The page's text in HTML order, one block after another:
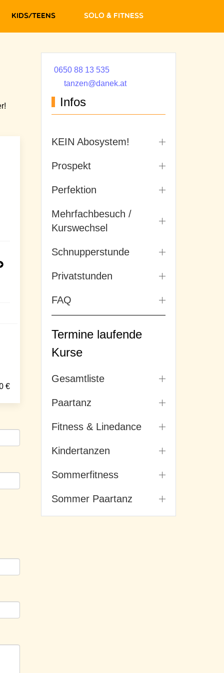
Kids/Teens Solo & Fitness
€
0650 88 13 535
tanzen@danek.at
Infos
KEIN Abosystem!
Prospekt
Perfektion
Mehrfachbesuch /
Kurswechsel
Schnupperstunde
Privatstunden
FAQ
Termine laufende
Kurse
Gesamtliste
Paartanz
Fitness & Linedance
Kindertanzen
Sommerfitness
Sommer Paartanz